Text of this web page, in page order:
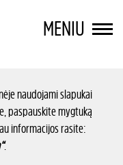
MENIU
naudojami slapukai
paspauskite mygtuką
informacijos rasite:
.